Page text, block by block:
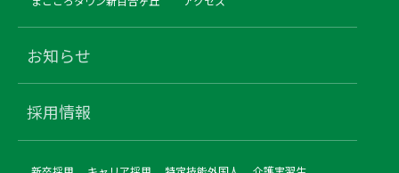
お知らせ
採用情報